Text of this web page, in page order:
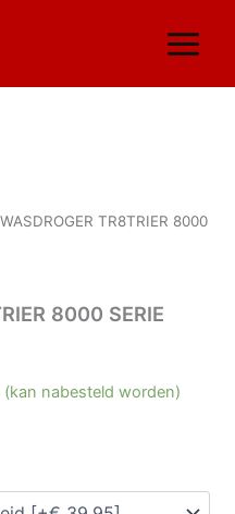
TR8TRIER 8000
8000 SERIE
(kan nabesteld worden)